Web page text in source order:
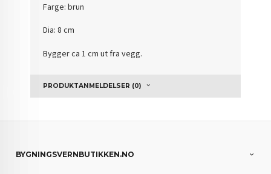
Farge: brun
Dia: 8 cm
Bygger ca 1 cm ut fra vegg.
PRODUKTANMELDELSER (0)
BYGNINGSVERNBUTIKKEN.NO